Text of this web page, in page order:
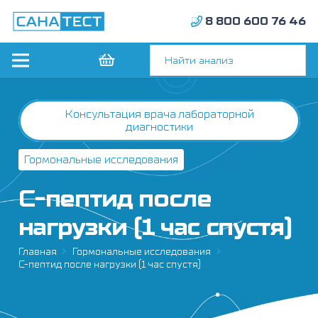
8 800 600 76 46
Консультация врача лабораторной
диагностики
Гормональные исследования
С-пептид после
нагрузки (1 час спустя)
Главная
Гормональные исследования
С-пептид после нагрузки (1 час спустя)